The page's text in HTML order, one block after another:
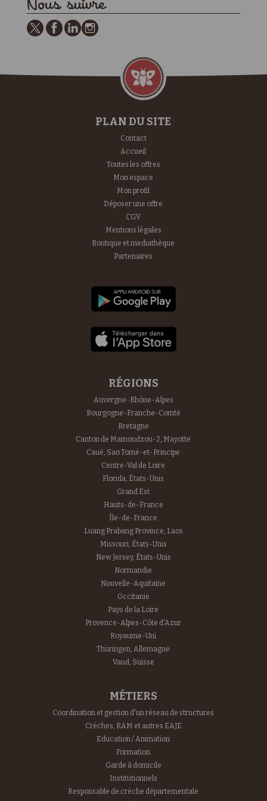
Nous suivre
PLAN DU SITE
Contact
Accueil
Toutes les offres
Mon espace
Mon profil
Déposer une offre
CGV
Mentions légales
Boutique et mediathèque
Partenaires
RÉGIONS
Auvergne-Rhône-Alpes
Bourgogne-Franche-Comté
Bretagne
Canton de Mamoudzou-2, Mayotte
Caué, Sao Tomé-et-Principe
Centre-Val de Loire
Florida, États-Unis
Grand Est
Hauts-de-France
Île-de-France
Luang Prabang Province, Laos
Missouri, États-Unis
New Jersey, États-Unis
Normandie
Nouvelle-Aquitaine
Occitanie
Pays de la Loire
Provence-Alpes-Côte d'Azur
Royaume-Uni
Thüringen, Allemagne
Vaud, Suisse
MÉTIERS
Coordination et gestion d'un réseau de structures
Crèches, RAM et autres EAJE
Education / Animation
Formation
Garde à domicile
Institutionnels
Responsable de crèche départementale